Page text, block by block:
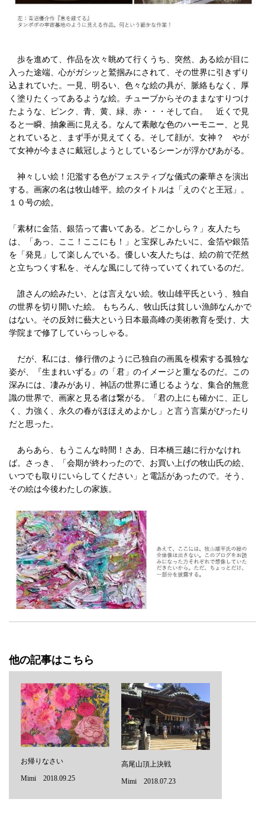
歩を進めて、作品を次々眺めて行くうち、突然、ある絵が目に
入った途端、心がガシッと鷲掴みにされて、その世界に引きずり
込まれていた。一見、明るい、色々な絵の具が、脈絡もなく、厚
く塗りたくってあるような絵。チューブからそのままなすりつけ
たような、ピンク、青、黄、緑、赤・・・そして白。 近くで見
ると一瞬、抽象画に見える。なんて素敵な色のハーモニー、と見
とれていると、まず手が見えてくる。そして顔が。女神？ やが
て女神が今まさに戴冠しようとしているシーンが浮かびあがる。
神々しい絵！氾濫する色がフェスティブな儀式の豪華さを演出
する。画家の名は牧山雄平。絵のタイトルは「えのぐと王冠」。
１０号の絵。
「素材に金箔、銀箔って書いてある。どこかしら？」友人たち
は、「あっ、ここ！ここにも！」と宝探しみたいに、金箔や銀箔
を「発見」して楽しんでいる。優しい友人たちは、絵の前で茫然
と立ちつくす私を、そんな風にして待っていてくれているのだ。
誰さんの絵みたい、とは言えない絵。牧山雄平氏という、独自
の世界を切り開いた絵。 もちろん、牧山氏は貧しい漁師なんかで
はない。その反対に藝大という日本最高峰の美術教育を受け、大
学院まで修了していらっしゃる。
だが、私には、修行僧のように己独自の画風を模索する孤独な
姿が、『生まれいずる』の「君」のイメージと重なるのだ。この
深みには、凄みがあり、神話の世界に通じるような、集合的無意
識の世界で、画家と見る者は繋がる。「君の上にも確かに、正し
く、力強く、永久の春がほほえめよかし」と言う言葉がぴったり
だと思った。
あらあら、もうこんな時間！さあ、日本橋三越に行かなけれ
ば。さっき、「会期が終わったので、お買い上げの牧山氏の絵、
いつでも取りにいらしてください」と電話があったので。そう、
その絵は今後わたしの家族。
他の記事はこちら
お帰りなさい
Mimi 2018.09.25
高尾山頂上決戦
Mimi 2018.07.23